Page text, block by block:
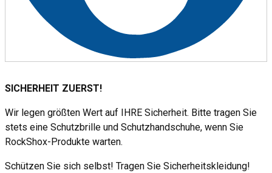
SICHERHEIT ZUERST!
Wir legen größten Wert auf IHRE Sicherheit. Bitte tragen Sie
stets eine Schutzbrille und Schutzhandschuhe, wenn Sie
RockShox-Produkte warten.
Schützen Sie sich selbst! Tragen Sie Sicherheitskleidung!